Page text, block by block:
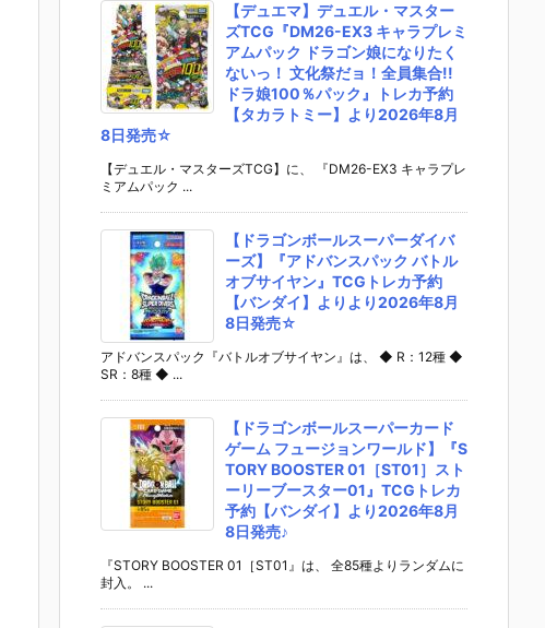
【デュエマ】デュエル・マスター
ズTCG『DM26-EX3 キャラプレミ
アムパック ドラゴン娘になりたく
ないっ！ 文化祭だョ！全員集合!!
ドラ娘100％パック』トレカ予約
【タカラトミー】より2026年8月
8日発売☆
【デュエル・マスターズTCG】に、 『DM26-EX3 キャラプレ
ミアムパック ...
【ドラゴンボールスーパーダイバ
ーズ】『アドバンスパック バトル
オブサイヤン』TCGトレカ予約
【バンダイ】よりより2026年8月
8日発売☆
アドバンスパック『バトルオブサイヤン』は、 ◆ R：12種 ◆
SR：8種 ◆ ...
【ドラゴンボールスーパーカード
ゲーム フュージョンワールド】『S
TORY BOOSTER 01［ST01］スト
ーリーブースター01』TCGトレカ
予約【バンダイ】より2026年8月
8日発売♪
『STORY BOOSTER 01［ST01』は、 全85種よりランダムに
封入。 ...